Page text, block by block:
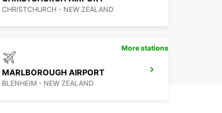
CHRISTCHURCH - NEW ZEALAND
MARLBOROUGH AIRPORT
BLENHEIM - NEW ZEALAND
More stations